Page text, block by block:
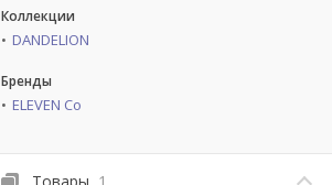
Коллекции
DANDELION
Бренды
ELEVEN Co